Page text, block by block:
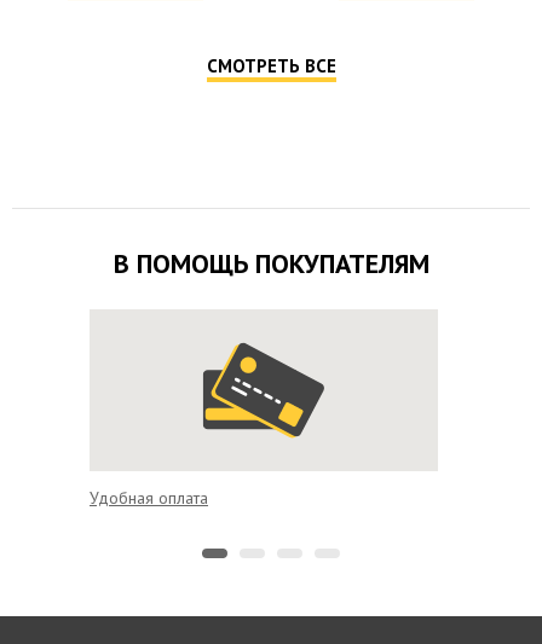
СМОТРЕТЬ ВСЕ
В ПОМОЩЬ ПОКУПАТЕЛЯМ
Удобная оплата